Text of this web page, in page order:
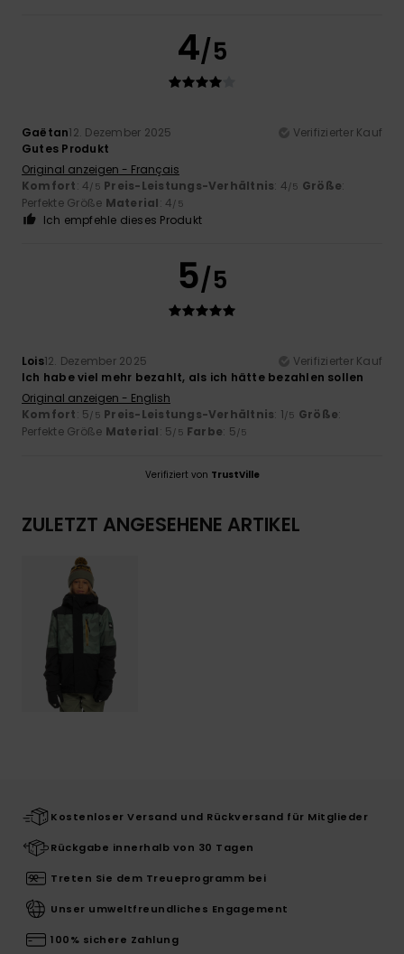
4/5
Gaëtan12. Dezember 2025
Verifizierter Kauf
Gutes Produkt
Original anzeigen - Français
Komfort: 4/5 Preis-Leistungs-Verhältnis: 4/5 Größe:
Perfekte Größe Material: 4/5
Ich empfehle dieses Produkt
5/5
Lois12. Dezember 2025
Verifizierter Kauf
Ich habe viel mehr bezahlt, als ich hätte bezahlen sollen
Original anzeigen - English
Komfort: 5/5 Preis-Leistungs-Verhältnis: 1/5 Größe:
Perfekte Größe Material: 5/5 Farbe: 5/5
Verifiziert von TrustVille
ZULETZT ANGESEHENE ARTIKEL
Kostenloser Versand und Rückversand für Mitglieder
Rückgabe innerhalb von 30 Tagen
Treten Sie dem Treueprogramm bei
Unser umweltfreundliches Engagement
100% sichere Zahlung